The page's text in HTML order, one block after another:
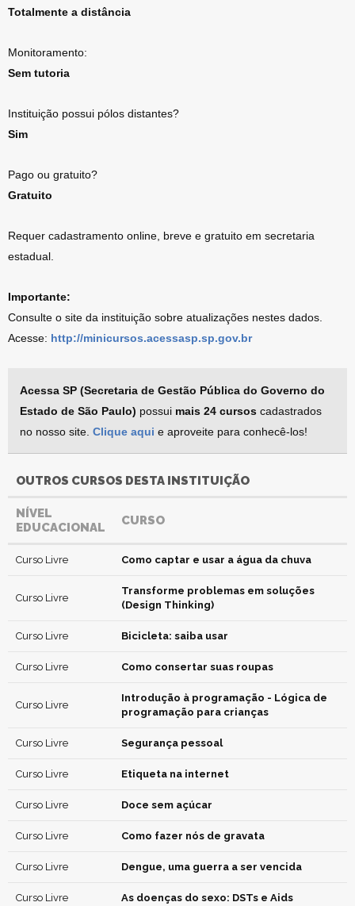
Totalmente a distância
Monitoramento:
Sem tutoria
Instituição possui pólos distantes?
Sim
Pago ou gratuito?
Gratuito
Requer cadastramento online, breve e gratuito em secretaria
estadual.
Importante:
Consulte o site da instituição sobre atualizações nestes dados.
Acesse: http://minicursos.acessasp.sp.gov.br
Acessa SP (Secretaria de Gestão Pública do Governo do
Estado de São Paulo) possui mais 24 cursos cadastrados
no nosso site. Clique aqui e aproveite para conhecê-los!
OUTROS CURSOS DESTA INSTITUIÇÃO
NÍVEL
EDUCACIONAL
CURSO
Curso Livre Como captar e usar a água da chuva
Curso Livre
Transforme problemas em soluções
(Design Thinking)
Curso Livre Bicicleta: saiba usar
Curso Livre Como consertar suas roupas
Curso Livre
Introdução à programação - Lógica de
programação para crianças
Curso Livre Segurança pessoal
Curso Livre Etiqueta na internet
Curso Livre Doce sem açúcar
Curso Livre Como fazer nós de gravata
Curso Livre Dengue, uma guerra a ser vencida
Curso Livre As doenças do sexo: DSTs e Aids